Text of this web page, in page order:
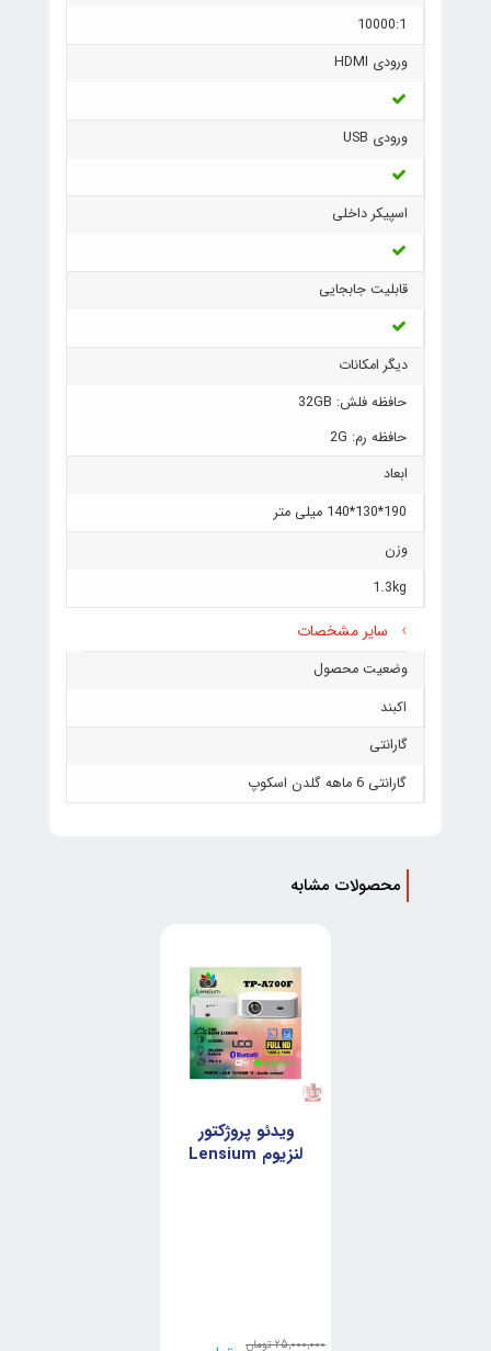
10000:1
ورودی HDMI
ورودی USB
اسپیکر داخلی
قابلیت جابجایی
دیگر امکانات
حافظه فلش: 32GB
حافظه رم: 2G
ابعاد
190*130*140 میلی متر
وزن
1.3kg
سایر مشخصات
وضعیت محصول
اکبند
گارانتی
گارانتی 6 ماهه گلدن اسکوپ
محصولات مشابه
ویدئو پروژکتور
لنزیوم Lensium
25,000,000 تومان